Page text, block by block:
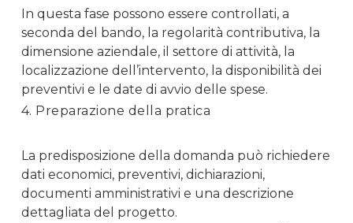
In questa fase possono essere controllati, a
seconda del bando, la regolarità contributiva, la
dimensione aziendale, il settore di attività, la
localizzazione dell’intervento, la disponibilità dei
preventivi e le date di avvio delle spese.
4. Preparazione della pratica
La predisposizione della domanda può richiedere
dati economici, preventivi, dichiarazioni,
documenti amministrativi e una descrizione
dettagliata del progetto.